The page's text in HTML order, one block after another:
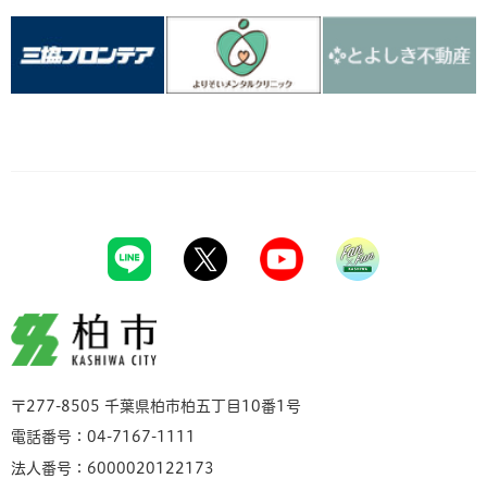
柏市
〒277-8505 千葉県柏市柏五丁目10番1号
電話番号：04-7167-1111
法人番号：6000020122173